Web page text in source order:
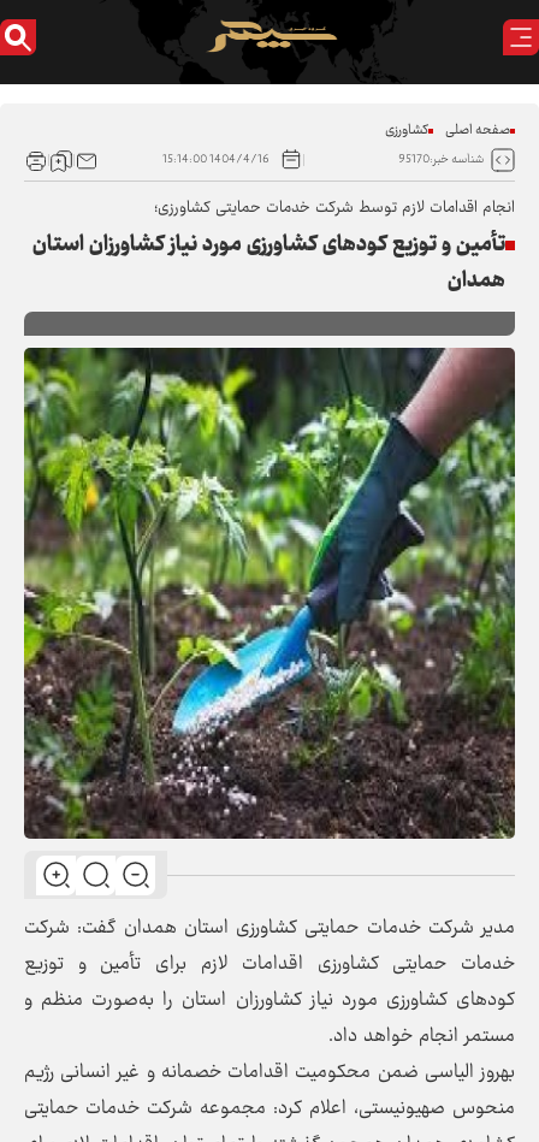
صفحه اصلی کشاورزی
شناسه خبر:95170 1404/4/16 15:14:00
انجام اقدامات لازم توسط شرکت خدمات حمایتی کشاورزی؛
تأمین و توزیع کودهای کشاورزی مورد نیاز کشاورزان استان
همدان
مدیر شرکت خدمات حمایتی کشاورزی استان همدان گفت: شرکت
خدمات حمایتی کشاورزی اقدامات لازم برای تأمین و توزیع
کودهای کشاورزی مورد نیاز کشاورزان استان را به‌‌صورت منظم و
مستمر انجام خواهد داد.
بهروز الیاسی ضمن محکومیت اقدامات خصمانه و غیر انسانی رژیم
منحوس صهیونیستی، اعلام کرد: مجموعه شرکت خدمات حمایتی